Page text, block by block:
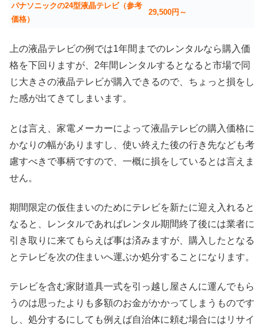
パナソニックの24型液晶テレビ（参考
価格）
29,500円～
上の液晶テレビの例では1年間までのレンタルなら購入価
格を下回りますが、2年間レンタルするとなると市場で同
じ大きさの液晶テレビが購入できるので、ちょっと損をし
た感が出てきてしまいます。
とは言え、家電メーカーによって液晶テレビの購入価格に
かなりの幅がありますし、使い終えた後の行き先なども考
慮すべきで事柄ですので、一概に損をしているとは言えま
せん。
期間限定の仮住まいのためにテレビを新たに迎え入れると
なると、レンタルであればレンタル期間終了後には業者に
引き取りに来てもらえば事は済みますが、購入したとなる
とテレビを次の住まいへ運ぶか処分することになります。
テレビを含む家財道具一式を引っ越し屋さんに運んでもら
うのは思ったよりも多額のお金がかかってしまうものです
し、処分するにしても例えば自治体に頼む場合にはリサイ